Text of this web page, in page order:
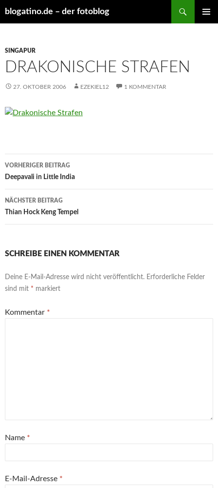
blogatino.de – der fotoblog
SINGAPUR
DRAKONISCHE STRAFEN
27. OKTOBER 2006 EZEKIEL12 1 KOMMENTAR
Beitragsnavigation
VORHERIGER BEITRAG
Deepavali in Little India
NÄCHSTER BEITRAG
Thian Hock Keng Tempel
SCHREIBE EINEN KOMMENTAR
Deine E-Mail-Adresse wird nicht veröffentlicht. Erforderliche Felder
sind mit * markiert
Kommentar *
Name *
E-Mail-Adresse *